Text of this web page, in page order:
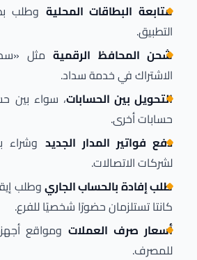
متابعة البطاقات المحلية وطلب
التطبيق.
شحن المحافظ الرقميةمثل
الاشتراك في خدمة سداد.
التحويل بين الحسابات، سواء بين
حسابات أخرى.
دفع فواتير المدار الجديد وشراء
لشركات الاتصالات.
طلب إفادة بالحساب الجاريوطلب
كانتا تستلزمان حضورًا شخصيًا للفرع.
أسعار صرف العملاتومواقع
للمصرف.